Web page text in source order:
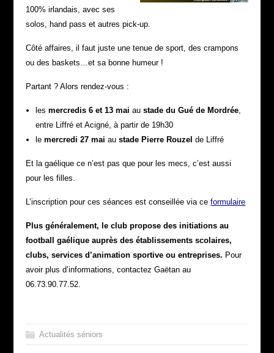
100% irlandais, avec ses
solos, hand pass et autres pick-up.
Côté affaires, il faut juste une tenue de sport, des crampons
ou des baskets…et sa bonne humeur !
Partant ? Alors rendez-vous :
lesmercredis 6 et 13 mai austade du Gué de Mordrée,
entre Liffré et Acigné, à partir de 19h30
lemercredi 27 mai austade Pierre Rouzel de Liffré
Et la gaélique ce n’est pas que pour les mecs, c’est aussi
pour les filles.
L’inscription pour ces séances est conseillée via ceformulaire
Plus généralement, le club propose des initiations au
football gaélique auprès des établissements scolaires,
clubs, services d’animation sportive ou entreprises. Pour
avoir plus d’informations, contactez Gaëtan au
06.73.90.77.52.
Actualités séniors